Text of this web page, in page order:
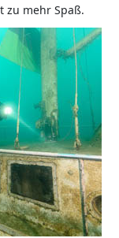
zu mehr Spaß.